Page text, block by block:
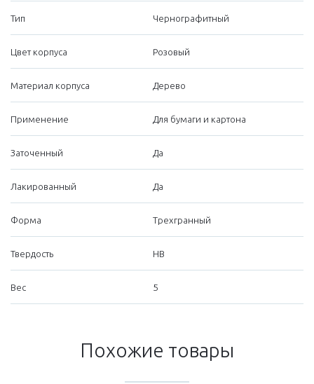
Тип Чернографитный
Цвет корпуса Розовый
Материал корпуса Дерево
Применение Для бумаги и картона
Заточенный Да
Лакированный Да
Форма Трехгранный
Твердость HB
Вес 5
Похожие товары